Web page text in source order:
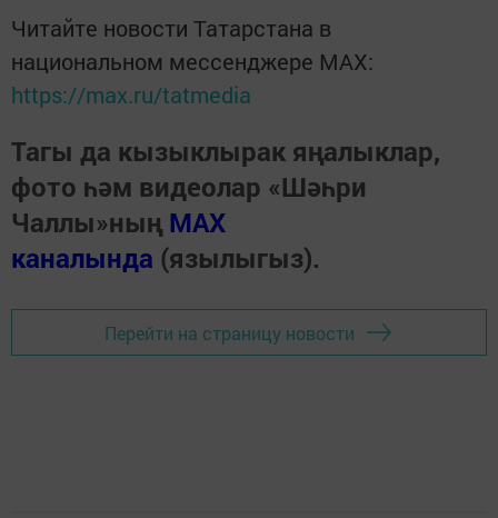
Читайте новости Татарстана в
национальном мессенджере MАХ:
https://max.ru/tatmedia
Тагы да кызыклырак яңалыклар,
фото һәм видеолар «Шәһри
Чаллы»ның MAX
каналында (язылыгыз).
Перейти на страницу новости